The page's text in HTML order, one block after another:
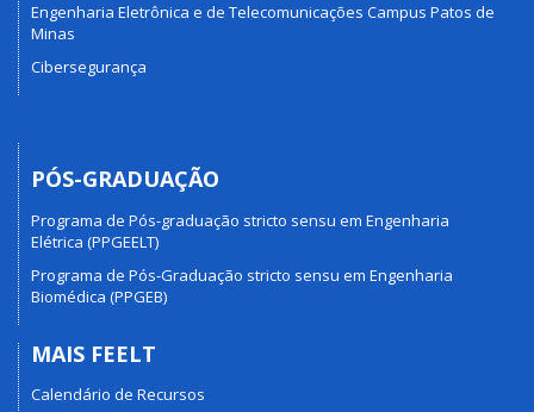
Engenharia Eletrônica e de Telecomunicações Campus Patos de
Minas
Cibersegurança
PÓS-GRADUAÇÃO
Programa de Pós-graduação stricto sensu em Engenharia
Elétrica (PPGEELT)
Programa de Pós-Graduação stricto sensu em Engenharia
Biomédica (PPGEB)
MAIS FEELT
Calendário de Recursos